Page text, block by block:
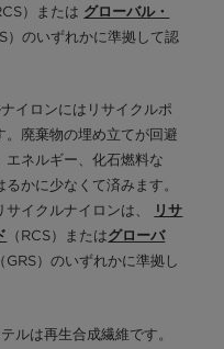
）または グローバル・
）のいずれかに準拠して認
イロンにはリサイクルポ
。廃棄物の埋め立てが回避
ネルギー、化石燃料な
かに少なくて済みます。
イクルナイロンは、
リサ
（RCS）またはグローバ
（GRS）のいずれかに準拠し
ルは再生合成繊維です。